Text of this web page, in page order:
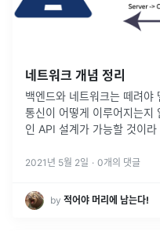
네트워크 개념 정리
백엔드와 네트워크는 떼려야
통신이 어떻게 이루어지는지
인 API 설계가 가능할 것이
을 참고하여...
2021년 5월 2일 · 0개의 댓글
by 적어야 머리에 남는다!